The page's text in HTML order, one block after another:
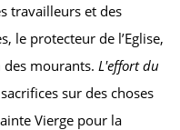
travailleurs et des
le protecteur de l’Eglise,
mourants. L'effort du
sur des choses
Vierge pour la